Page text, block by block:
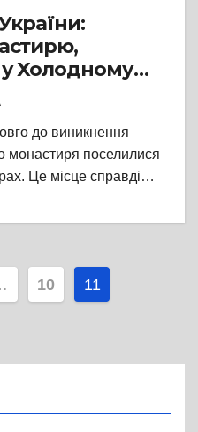
Холодному
років
до виникнення
монастиря поселилися
Це місце справді…
10 11